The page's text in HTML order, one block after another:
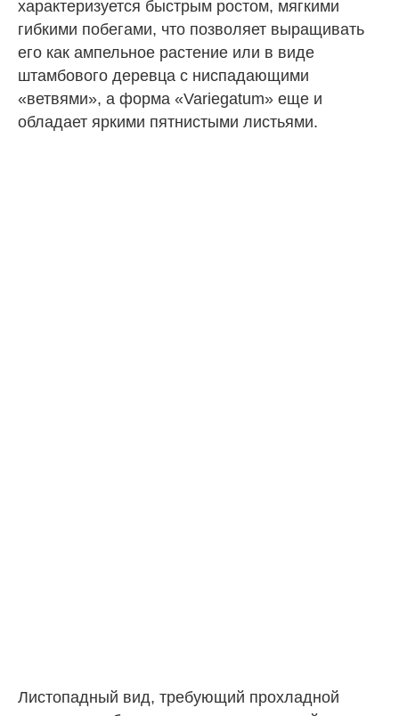
характеризуется быстрым ростом, мягкими
гибкими побегами, что позволяет выращивать
его как ампельное растение или в виде
штамбового деревца с ниспадающими
«ветвями», а форма «Variegatum» еще и
обладает яркими пятнистыми листьями.
Листопадный вид, требующий прохладной